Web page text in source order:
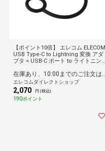
【ポイント10倍】 エレコム ELECOM
USB Type-C to Lightning 変換 アダ
プタ < USB-C ポート to ライトニン
速データ転送 シルバー
エレコムダイレクトショップ
2,070 円 (税込)
190ポイント